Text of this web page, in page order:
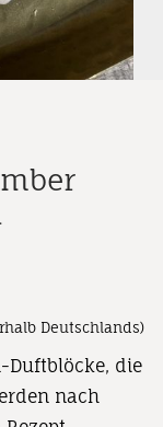
Deutschlands)
Duftblöcke, die
nach